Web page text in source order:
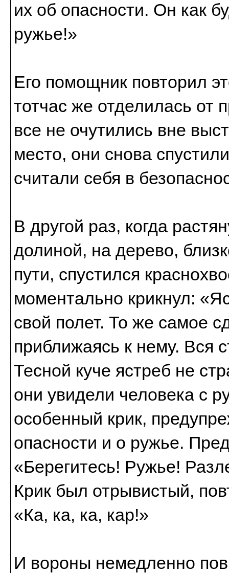
их об опасности. Он как
ружье!»
Его помощник повторил
тотчас же отделилась от
все не очутились вне
место, они снова
считали себя в
В другой раз, когда
долиной, на дерево,
пути, спустился
моментально крикнул:
свой полет. То же самое
приближаясь к нему. Вся
Тесной куче ястреб не
они увидели человека с
особенный крик,
опасности и о ружье.
«Берегитесь! Ружье!
Крик был отрывистый,
«Ка, ка, ка, кар!»
И вороны немедленно